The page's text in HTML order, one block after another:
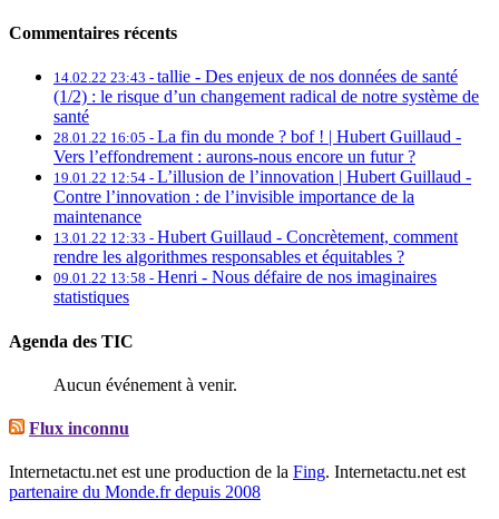
Commentaires récents
14.02.22 23:43 - tallie - Des enjeux de nos données de santé
(1/2) : le risque d’un changement radical de notre système de
santé
28.01.22 16:05 - La fin du monde ? bof ! | Hubert Guillaud -
Vers l’effondrement : aurons-nous encore un futur ?
19.01.22 12:54 - L’illusion de l’innovation | Hubert Guillaud -
Contre l’innovation : de l’invisible importance de la
maintenance
13.01.22 12:33 - Hubert Guillaud - Concrètement, comment
rendre les algorithmes responsables et équitables ?
09.01.22 13:58 - Henri - Nous défaire de nos imaginaires
statistiques
Agenda des TIC
Aucun événement à venir.
Flux inconnu
Internetactu.net est une production de la Fing. Internetactu.net est
partenaire du Monde.fr depuis 2008